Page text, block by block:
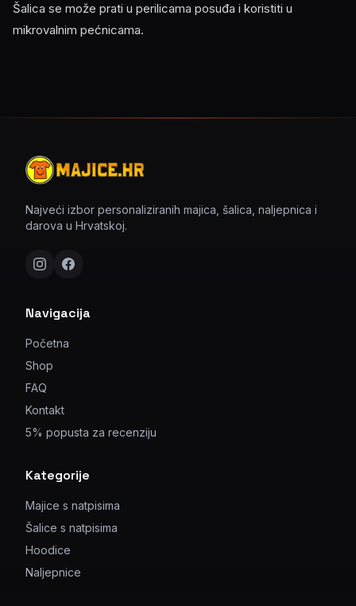
Šalica se može prati u perilicama posuđa i koristiti u
mikrovalnim pećnicama.
Najveći izbor personaliziranih majica, šalica, naljepnica i
darova u Hrvatskoj.
Navigacija
Početna
Shop
FAQ
Kontakt
5% popusta za recenziju
Kategorije
Majice s natpisima
Šalice s natpisima
Hoodice
Naljepnice